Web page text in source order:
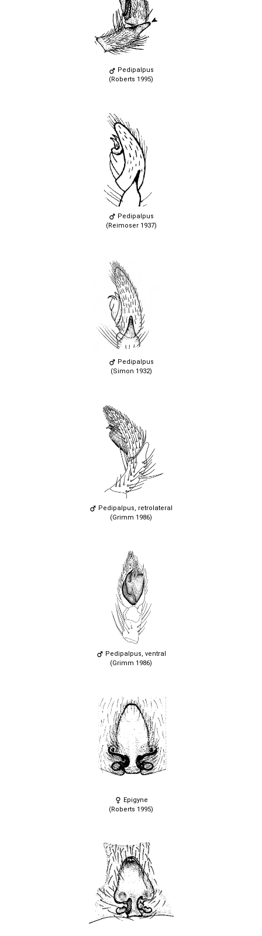
Pedipalpus
(Roberts 1995)
Pedipalpus
(Reimoser 1937)
Pedipalpus
(Simon 1932)
Pedipalpus, retrolateral
(Grimm 1986)
Pedipalpus, ventral
(Grimm 1986)
Epigyne
(Roberts 1995)